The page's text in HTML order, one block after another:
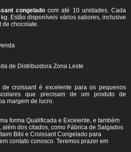
congelado com até 10 unidades. Cada
Estão disponíveis vários sabores, inclusive
de chocolate.
de Distribuidora Zona Leste
croissant é excelente para os pequenos
que precisam de um produto de
margem de lucro.
forma Qualificada e Excelente, e também
dos citados, como Fábrica de Salgados
Bibi e Croissant Congelado para
contato conosco. Teremos prazer em